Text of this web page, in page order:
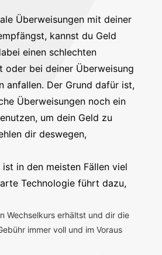
Überweisungen mit deiner
kannst du Geld
einen schlechten
oder bei deiner Überweisung
anfallen. Der Grund dafür ist,
Überweisungen noch ein
um dein Geld zu
dir deswegen,
in den meisten Fällen viel
Technologie führt dazu,
Wechselkurs erhältst und dir die
immer voll und im Voraus